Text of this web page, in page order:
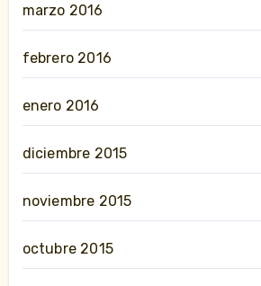
marzo 2016
febrero 2016
enero 2016
diciembre 2015
noviembre 2015
octubre 2015